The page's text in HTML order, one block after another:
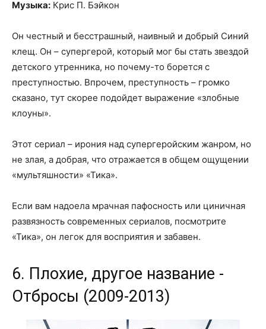
Музыка: Крис П. Бэйкон
Он честный и бесстрашный, наивный и добрый Синий
клещ. Он – супергерой, который мог бы стать звездой
детского утренника, но почему-то борется с
преступностью. Впрочем, преступность – громко
сказано, тут скорее подойдет выражение «злобные
клоуны».
Этот сериал – ирония над супергеройским жанром, но
не злая, а добрая, что отражается в общем ощущении
«мультяшности» «Тика».
Если вам надоела мрачная пафосность или циничная
развязность современных сериалов, посмотрите
«Тика», он легок для восприятия и забавен.
6. Плохие, другое название -
Отбросы (2009-2013)